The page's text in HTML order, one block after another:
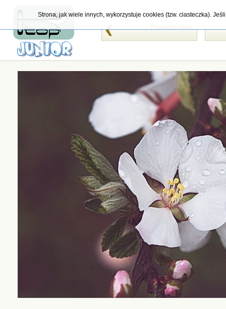
Strona, jak wiele innych, wykorzystuje cookies (tzw. ciasteczka).